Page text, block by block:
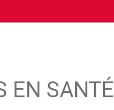
EN SANTÉ